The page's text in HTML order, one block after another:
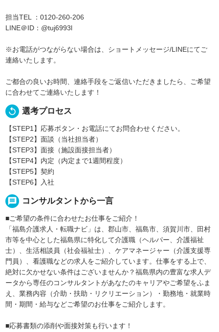
担当TEL ：0120-260-206
LINE＠ID：@tuj6993l
※お電話がつながらない場合は、ショートメッセージ/LINEにてご
連絡いたします。
ご都合の良いお時間、連絡手段をご返信いただきましたら、ご希望
に合わせてご連絡いたします！
replay 選考プロセス
【STEP1】応募ボタン・お電話にてお問合わせください。
【STEP2】面談（当社担当者）
【STEP3】面接（施設面接担当者）
【STEP4】内定（内定まで1週間程度）
【STEP5】契約
【STEP6】入社
message コンサルタントから一言
■ご希望の条件に合わせたお仕事をご紹介！
「福島介護求人・転職ナビ」は、郡山市、福島市、須賀川市、田村
市等を中心とした福島県に特化して介護職（ヘルパー、介護福祉
士）、生活相談員（社会福祉士）、ケアマネージャー（介護支援専
門員）、看護職などの求人をご紹介しています。仕事をする上で、
絶対に欠かせない条件はございませんか？福島県内の豊富な求人デ
ータから専任のコンサルタントがあなたのキャリアやご希望をふま
え、業務内容（介助・扶助・リクリエーション）・勤務地・就業時
間・期間・給与などご希望のお仕事をご紹介します。
■応募書類の添削や面接対策も行います！